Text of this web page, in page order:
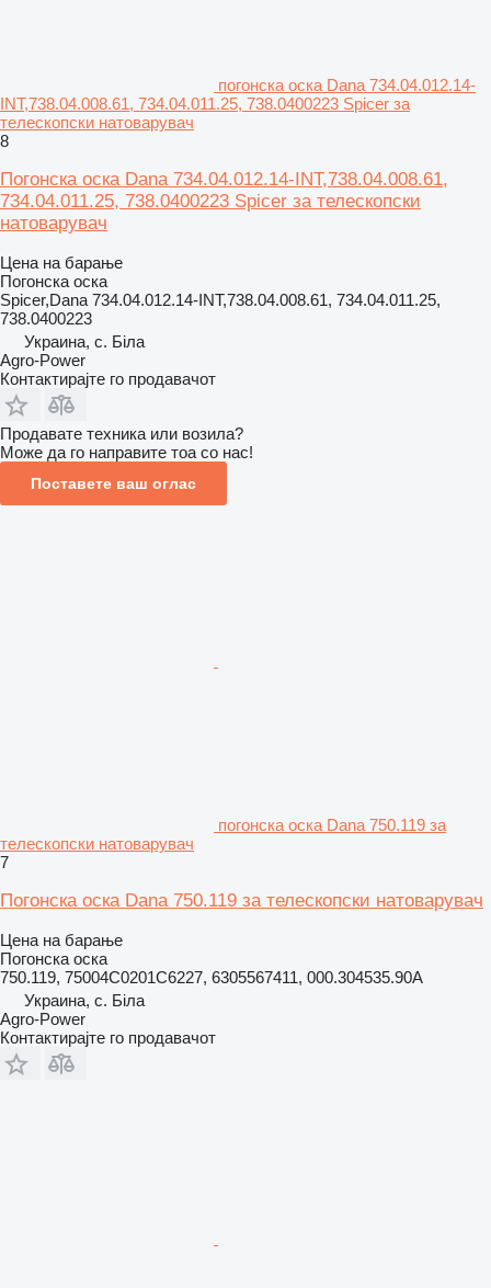
погонска оска Dana 734.04.012.14-
INT,738.04.008.61, 734.04.011.25, 738.0400223 Spicer за
телескопски натоварувач
8
Погонска оска Dana 734.04.012.14-INT,738.04.008.61,
734.04.011.25, 738.0400223 Spicer за телескопски
натоварувач
Цена на барање
Погонска оска
Spicer,Dana 734.04.012.14-INT,738.04.008.61, 734.04.011.25,
738.0400223
Украина, с. Біла
Agro-Power
Контактирајте го продавачот
Продавате техника или возила?
Може да го направите тоа со нас!
Поставете ваш оглас
погонска оска Dana 750.119 за
телескопски натоварувач
7
Погонска оска Dana 750.119 за телескопски натоварувач
Цена на барање
Погонска оска
750.119, 75004C0201C6227, 6305567411, 000.304535.90A
Украина, с. Біла
Agro-Power
Контактирајте го продавачот